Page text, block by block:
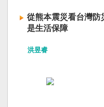
從熊本震災看台灣防
是生活保障
洪昱睿